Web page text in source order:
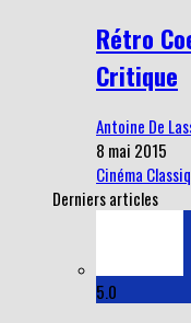
Rétro
Critique
Antoine De
8 mai 2015
Cinéma
Derniers articles
5.0